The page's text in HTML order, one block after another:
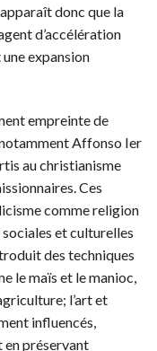
donc que la
d’accélération
expansion
empreinte de
Affonso Ier
au christianisme
Ces
comme religion
et culturelles
des techniques
le maïs et le manioc,
l’art et
influencés,
en préservant